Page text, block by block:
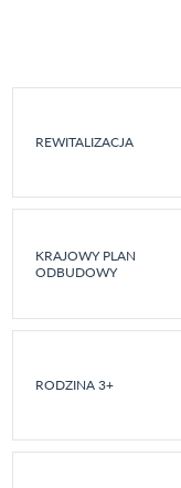
REWITALIZACJA
KRAJOWY PLAN
ODBUDOWY
RODZINA 3+